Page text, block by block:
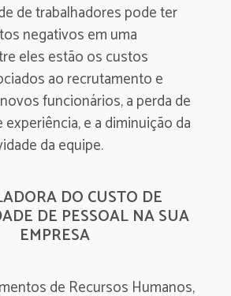
de trabalhadores pode ter
negativos em uma
eles estão os custos
ao recrutamento e
funcionários, a perda de
e a diminuição da
da equipe.
DO CUSTO DE
DE PESSOAL NA SUA
EMPRESA
de Recursos Humanos,